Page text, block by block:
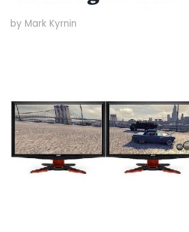
by Mark Kyrnin